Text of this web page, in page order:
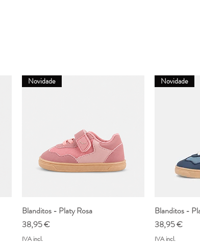
Visualização rápida
Novidade
Blanditos - Platy Rosa
Preço
38,95 €
IVA incl.
Novidade
Blanditos -
Preço
38,95 €
IVA incl.